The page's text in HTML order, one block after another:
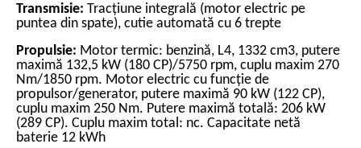
Transmisie: Tracțiune integrală (motor electric pe
puntea din spate), cutie automată cu 6 trepte
Propulsie: Motor termic: benzină, L4, 1332 cm3, putere
maximă 132,5 kW (180 CP)/5750 rpm, cuplu maxim 270
Nm/1850 rpm. Motor electric cu funcție de
propulsor/generator, putere maximă 90 kW (122 CP),
cuplu maxim 250 Nm. Putere maximă totală: 206 kW
(289 CP). Cuplu maxim total: nc. Capacitate netă
baterie 12 kWh